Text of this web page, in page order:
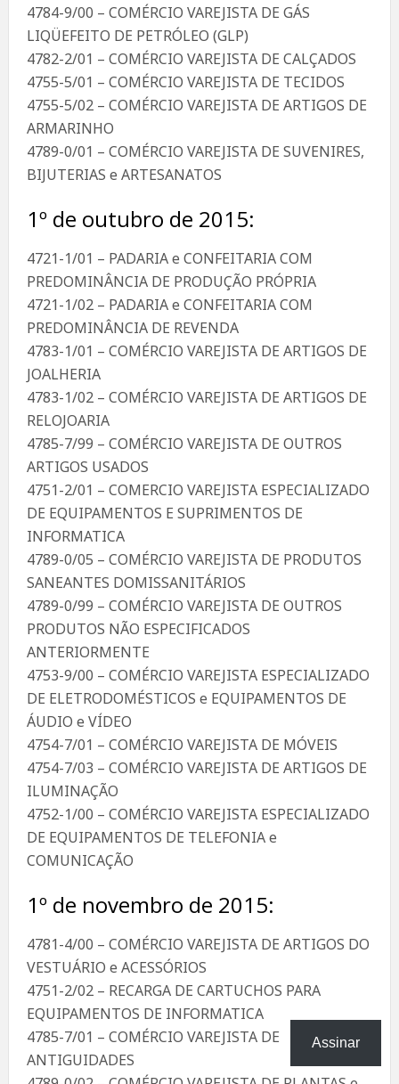
4784-9/00 – COMÉRCIO VAREJISTA DE GÁS
LIQÜEFEITO DE PETRÓLEO (GLP)
4782-2/01 – COMÉRCIO VAREJISTA DE CALÇADOS
4755-5/01 – COMÉRCIO VAREJISTA DE TECIDOS
4755-5/02 – COMÉRCIO VAREJISTA DE ARTIGOS DE
ARMARINHO
4789-0/01 – COMÉRCIO VAREJISTA DE SUVENIRES,
BIJUTERIAS e ARTESANATOS
1º de outubro de 2015:
4721-1/01 – PADARIA e CONFEITARIA COM
PREDOMINÂNCIA DE PRODUÇÃO PRÓPRIA
4721-1/02 – PADARIA e CONFEITARIA COM
PREDOMINÂNCIA DE REVENDA
4783-1/01 – COMÉRCIO VAREJISTA DE ARTIGOS DE
JOALHERIA
4783-1/02 – COMÉRCIO VAREJISTA DE ARTIGOS DE
RELOJOARIA
4785-7/99 – COMÉRCIO VAREJISTA DE OUTROS
ARTIGOS USADOS
4751-2/01 – COMERCIO VAREJISTA ESPECIALIZADO
DE EQUIPAMENTOS E SUPRIMENTOS DE
INFORMATICA
4789-0/05 – COMÉRCIO VAREJISTA DE PRODUTOS
SANEANTES DOMISSANITÁRIOS
4789-0/99 – COMÉRCIO VAREJISTA DE OUTROS
PRODUTOS NÃO ESPECIFICADOS
ANTERIORMENTE
4753-9/00 – COMÉRCIO VAREJISTA ESPECIALIZADO
DE ELETRODOMÉSTICOS e EQUIPAMENTOS DE
ÁUDIO e VÍDEO
4754-7/01 – COMÉRCIO VAREJISTA DE MÓVEIS
4754-7/03 – COMÉRCIO VAREJISTA DE ARTIGOS DE
ILUMINAÇÃO
4752-1/00 – COMÉRCIO VAREJISTA ESPECIALIZADO
DE EQUIPAMENTOS DE TELEFONIA e
COMUNICAÇÃO
1º de novembro de 2015:
4781-4/00 – COMÉRCIO VAREJISTA DE ARTIGOS DO
VESTUÁRIO e ACESSÓRIOS
4751-2/02 – RECARGA DE CARTUCHOS PARA
EQUIPAMENTOS DE INFORMATICA
4785-7/01 – COMÉRCIO VAREJISTA DE
ANTIGUIDADES
Assinar